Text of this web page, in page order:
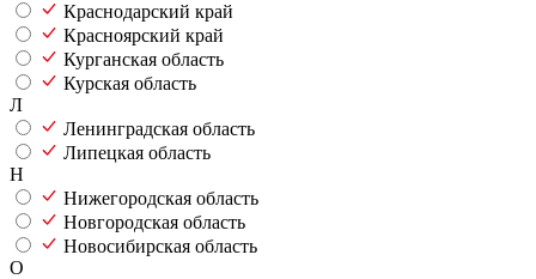
Краснодарский край
Красноярский край
Курганская область
Курская область
Л
Ленинградская область
Липецкая область
Н
Нижегородская область
Новгородская область
Новосибирская область
О